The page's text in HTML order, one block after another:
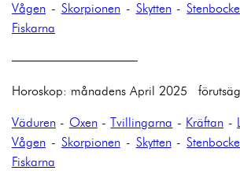
Vågen - Skorpionen- Skytten-
Fiskarna
——————————
Horoskop: månadens April 2025
Väduren - Oxen-Tvillingarna - Kräftan -
Vågen - Skorpionen- Skytten-
Fiskarna